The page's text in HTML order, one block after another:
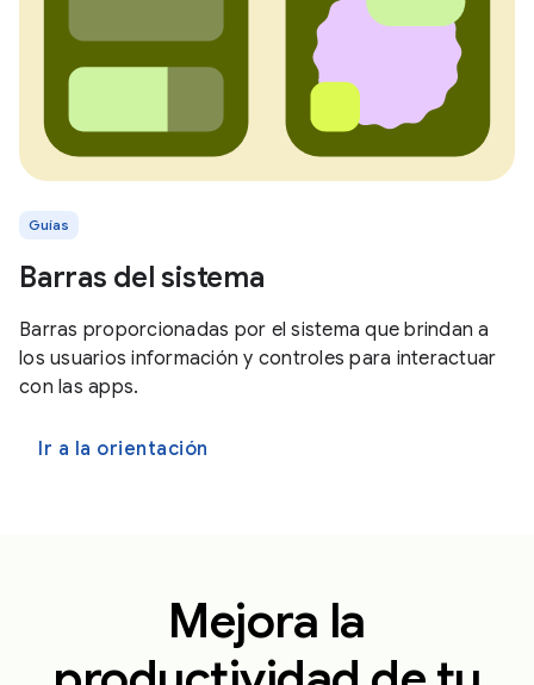
Guías
Barras del sistema
Barras proporcionadas por el sistema que brindan a
los usuarios información y controles para interactuar
con las apps.
Ir a la orientación
Mejora la